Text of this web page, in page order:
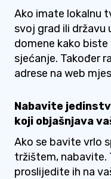
Ako imate lokalnu
svoj grad ili državu
domene kako biste
sjećanje. Također
adrese na web
Nabavite
koji objašnjava
Ako se bavite vrlo
tržištem, nabavite.
proslijedite ih na